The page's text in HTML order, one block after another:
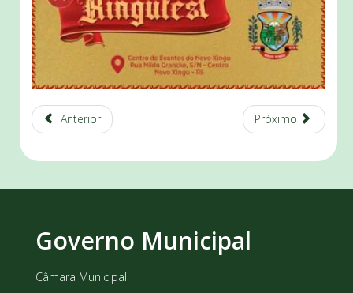
Anterior Próximo
Governo Municipal
Câmara Municipal